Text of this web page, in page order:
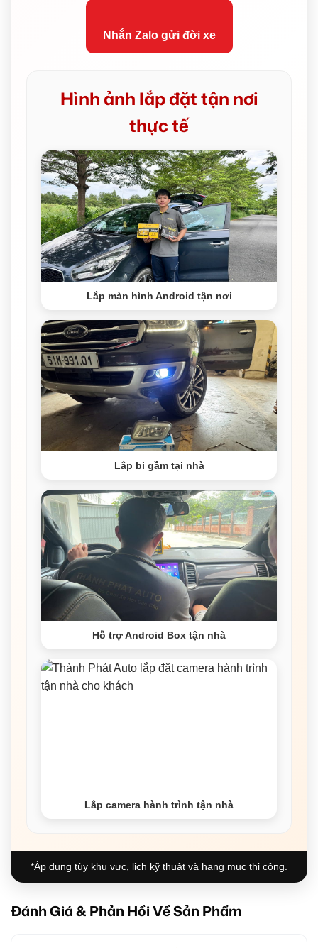
Nhắn Zalo gửi đời xe
Hình ảnh lắp đặt tận nơi
thực tế
Lắp màn hình Android tận nơi
Lắp bi gầm tại nhà
Hỗ trợ Android Box tận nhà
Lắp camera hành trình tận nhà
*Áp dụng tùy khu vực, lịch kỹ thuật và hạng mục thi công.
Đánh Giá & Phản Hồi Về Sản Phẩm